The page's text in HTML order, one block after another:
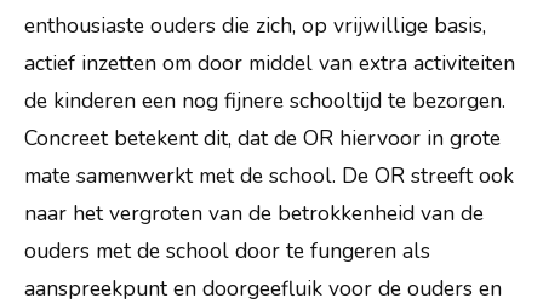
Praktische info
Ouders
Leerlingen
Externe instanties
Contact
Vacatures
enthousiaste ouders die zich, op vrijwillige basis,
actief inzetten om door middel van extra activiteiten
de kinderen een nog fijnere schooltijd te bezorgen.
Concreet betekent dit, dat de OR hiervoor in grote
mate samenwerkt met de school. De OR streeft ook
naar het vergroten van de betrokkenheid van de
ouders met de school door te fungeren als
aanspreekpunt en doorgeefluik voor de ouders en